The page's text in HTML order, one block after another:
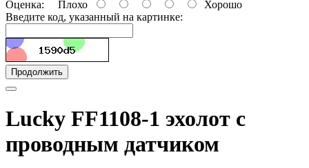
Оценка: Плохо
Хорошо
Введите код, указанный на картинке:
Продолжить
Lucky FF1108-1 эхолот с
проводным датчиком